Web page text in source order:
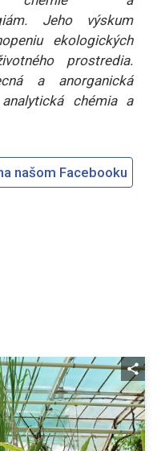
Jeho výskum
ekologických
prostredia.
a anorganická
chémia a
našom Facebooku